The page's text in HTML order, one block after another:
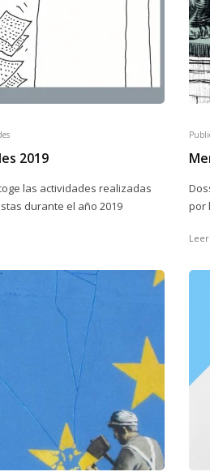
2019
las actividades realizadas
durante el año 2019
por